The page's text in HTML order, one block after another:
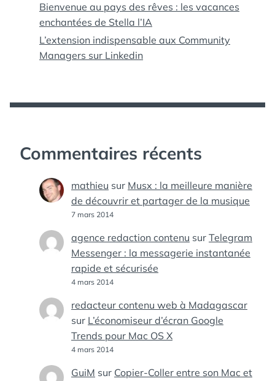
Bienvenue au pays des rêves : les vacances
enchantées de Stella l’IA
L’extension indispensable aux Community
Managers sur Linkedin
Commentaires récents
mathieu sur Musx : la meilleure manière
de découvrir et partager de la musique
7 mars 2014
agence redaction contenu sur Telegram
Messenger : la messagerie instantanée
rapide et sécurisée
4 mars 2014
redacteur contenu web à Madagascar
sur L’économiseur d’écran Google
Trends pour Mac OS X
4 mars 2014
GuiM sur Copier-Coller entre son Mac et